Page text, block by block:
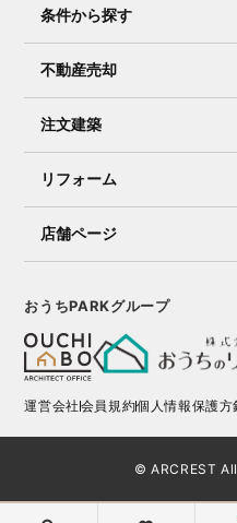
条件から探す
不動産売却
注文建築
リフォーム
店舗ページ
おうちPARKグループ
運営会社会員規約個人情報保護方
© ARCREST